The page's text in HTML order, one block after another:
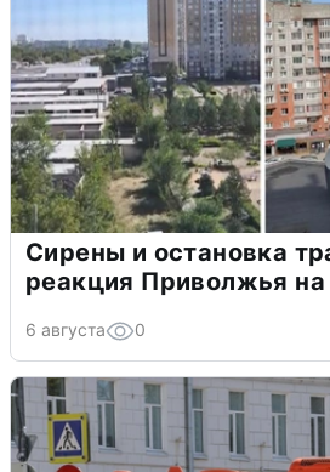
Сирены и остановка
реакция Приволжья на
6 августа 0